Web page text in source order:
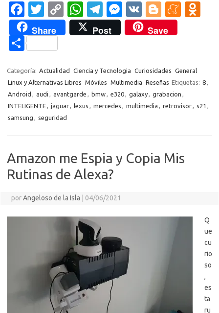
Fa
c
e
b
o
o
k
T
w
it
te
r
C
o
p
Li
n
k
W
h
at
A
p
p
T
el
e
a
m
M
es
se
g
er
V
K
Bl
o
g
er
M
a
m
e
as
sn
Share Post Save
C
m
p
ar
ti
Categoría: Actualidad Ciencia y Tecnologia Curiosidades General
Linux y Alternativas Libres Móviles Multimedia Reseñas Etiquetas: 8,
Android , audi , avantgarde , bmw, e320, galaxy, grabacion ,
INTELIGENTE, jaguar, lexus , mercedes , multimedia , retrovisor, s21 ,
samsung , seguridad
Amazon me Espia y Copia Mis
Rutinas de Alexa?
porAngeloso de la Isla 04/06/2021
Q
ue
cu
rio
so
,
es
ta
ru